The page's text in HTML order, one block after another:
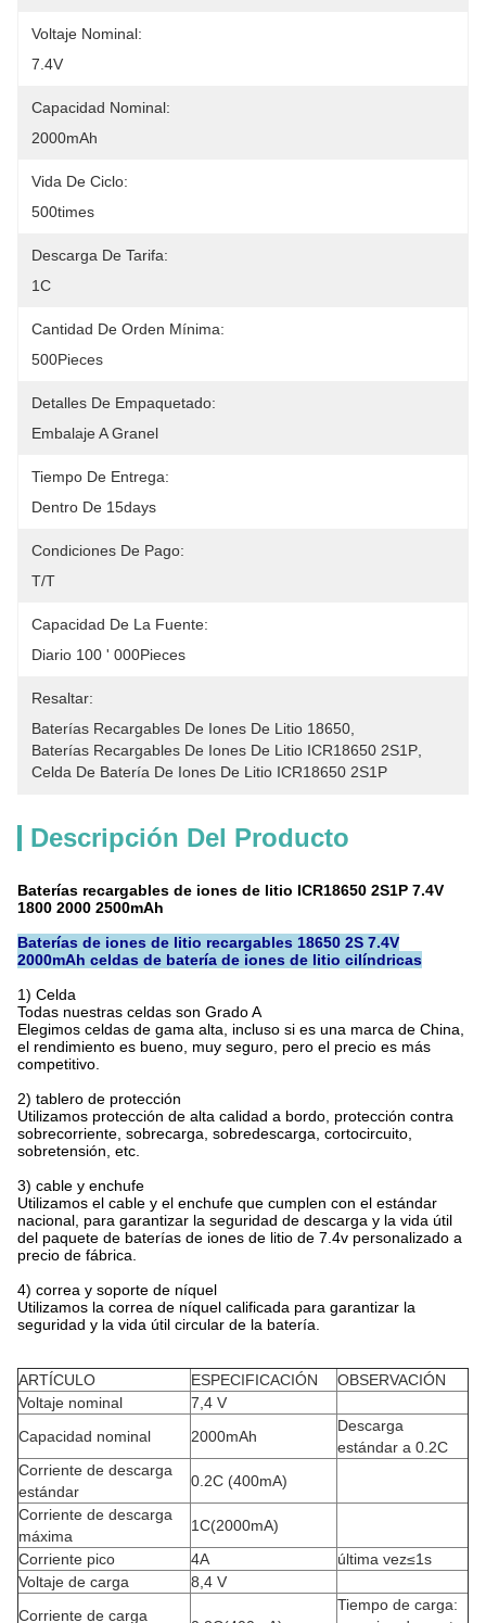
Voltaje Nominal:
7.4V
Capacidad Nominal:
2000mAh
Vida De Ciclo:
500times
Descarga De Tarifa:
1C
Cantidad De Orden Mínima:
500Pieces
Detalles De Empaquetado:
Embalaje A Granel
Tiempo De Entrega:
Dentro De 15days
Condiciones De Pago:
T/T
Capacidad De La Fuente:
Diario 100 ' 000Pieces
Resaltar:
Baterías Recargables De Iones De Litio 18650
Baterías Recargables De Iones De Litio ICR18650 2S1P
Celda De Batería De Iones De Litio ICR18650 2S1P
Descripción Del Producto
Baterías recargables de iones de litio ICR18650 2S1P 7.4V
1800 2000 2500mAh
Baterías de iones de litio recargables 18650 2S 7.4V
2000mAh celdas de batería de iones de litio cilíndricas
1) Celda
Todas nuestras celdas son Grado A
Elegimos celdas de gama alta, incluso si es una marca de China,
el rendimiento es bueno, muy seguro, pero el precio es más
competitivo.
2) tablero de protección
Utilizamos protección de alta calidad a bordo, protección contra
sobrecorriente, sobrecarga, sobredescarga, cortocircuito,
sobretensión, etc.
3) cable y enchufe
Utilizamos el cable y el enchufe que cumplen con el estándar
nacional, para garantizar la seguridad de descarga y la vida útil
del paquete de baterías de iones de litio de 7.4v personalizado a
precio de fábrica.
4) correa y soporte de níquel
Utilizamos la correa de níquel calificada para garantizar la
seguridad y la vida útil circular de la batería.
ARTÍCULO ESPECIFICACIÓN
OBSERVACIÓN
Voltaje nominal
7,4 V
Capacidad nominal
2000mAh
Descarga
estándar a 0.2C
Corriente de descarga
estándar
0.2C (400mA)
Corriente de descarga
máxima
1C(2000mA)
Corriente pico
4A
última vez≤1s
Voltaje de carga
8,4 V
Corriente de carga
Tiempo de carga: